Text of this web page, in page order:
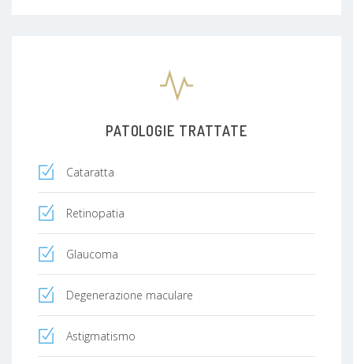
PATOLOGIE TRATTATE
Cataratta
Retinopatia
Glaucoma
Degenerazione maculare
Astigmatismo